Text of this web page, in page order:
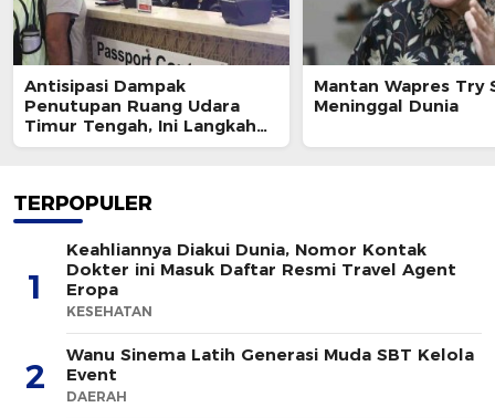
Antisipasi Dampak
Penutupan Ruang Udara
Timur Tengah, Ini Langkah
Ditjen Imigrasi
Mantan Wapres Try
Meninggal Dunia
TERPOPULER
1
Keahliannya Diakui Dunia, Nomor Kontak
Dokter ini Masuk Daftar Resmi Travel Agent
Eropa
KESEHATAN
2
Wanu Sinema Latih Generasi Muda SBT Kelola
Event
DAERAH